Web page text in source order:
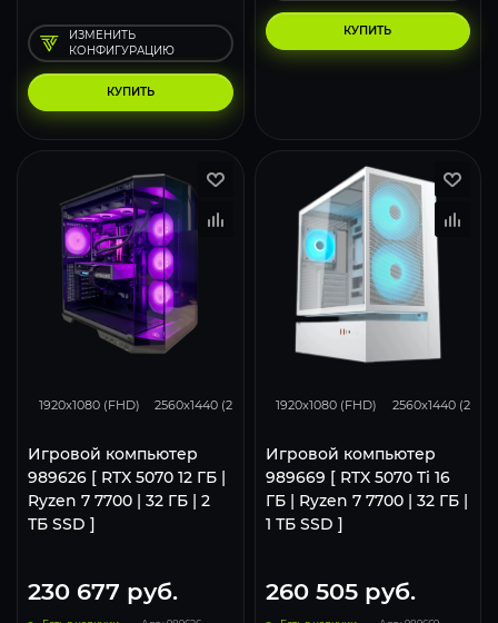
КУПИТЬ
ИЗМЕНИТЬ
КОНФИГУРАЦИЮ
КУПИТЬ
1920x1080 (FHD) 2560x1440 (2K) 3840x2160 (4K)
Игровой компьютер
989626 [ RTX 5070 12 ГБ |
Ryzen 7 7700 | 32 ГБ | 2
ТБ SSD ]
230 677 руб.
1920x1080 (FHD) 2560x1440 (2K)
Игровой компьютер
989669 [ RTX 5070 Ti 16
ГБ | Ryzen 7 7700 | 32 ГБ |
1 ТБ SSD ]
260 505руб.